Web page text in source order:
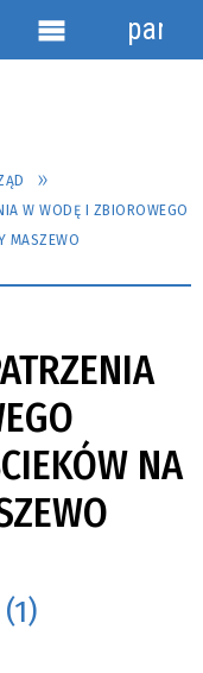
W WODĘ I ZBIOROWEGO
MASZEWO
NA
Menu
panel